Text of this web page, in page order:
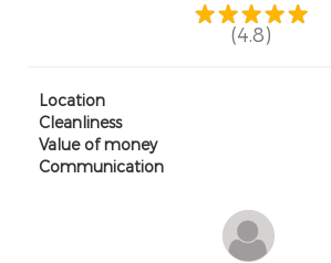
(4.8)
Location
Cleanliness
Value of money
Communication